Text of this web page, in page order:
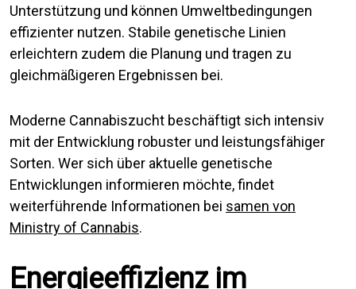
Unterstützung und können Umweltbedingungen
effizienter nutzen. Stabile genetische Linien
erleichtern zudem die Planung und tragen zu
gleichmäßigeren Ergebnissen bei.
Moderne Cannabiszucht beschäftigt sich intensiv
mit der Entwicklung robuster und leistungsfähiger
Sorten. Wer sich über aktuelle genetische
Entwicklungen informieren möchte, findet
weiterführende Informationen bei samen von
Ministry of Cannabis.
Energieeffizienz im